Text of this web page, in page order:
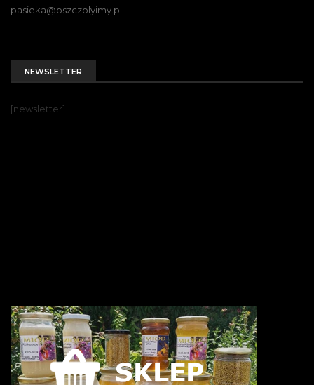
pasieka@pszczolyimy.pl
NEWSLETTER
[newsletter]